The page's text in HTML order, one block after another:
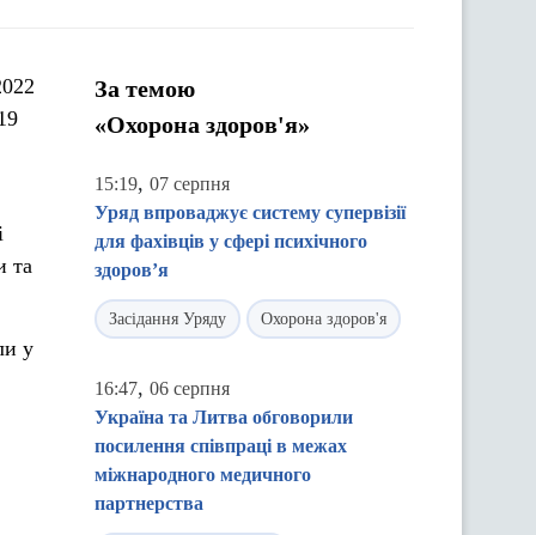
та
у
За темою
«Охорона здоров'я»
15:19, 07 серпня
Уряд впроваджує систему супервізії
для фахівців у сфері психічного
здоров’я
Засідання Уряду Охорона здоров'я
16:47, 06 серпня
Україна та Литва обговорили
посилення співпраці в межах
міжнародного медичного
партнерства